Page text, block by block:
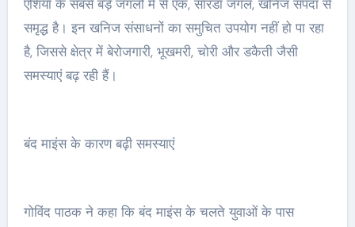
एशिया के सबसे बड़े जंगलों में से एक, सारंडा जंगल, खनिज संपदा से
समृद्ध है। इन खनिज संसाधनों का समुचित उपयोग नहीं हो पा रहा
है, जिससे क्षेत्र में बेरोजगारी, भूखमरी, चोरी और डकैती जैसी
समस्याएं बढ़ रही हैं।
बंद माइंस के कारण बढ़ी समस्याएं
गोविंद पाठक ने कहा कि बंद माइंस के चलते युवाओं के पास